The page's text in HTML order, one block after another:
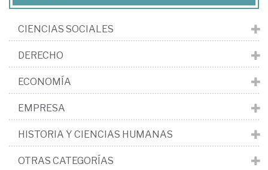
CIENCIAS SOCIALES
DERECHO
ECONOMÍA
EMPRESA
HISTORIA Y CIENCIAS HUMANAS
OTRAS CATEGORÍAS